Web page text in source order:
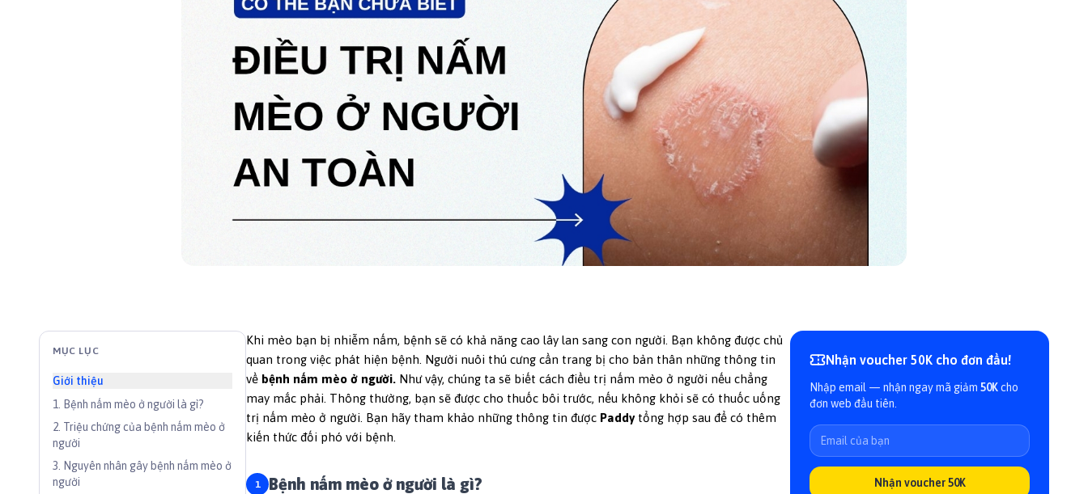
MỤC LỤC
Giới thiệu
1
Bệnh nấm mèo ở người là gì?
2 Triệu chứng của bệnh nấm mèo ở
người
3
Nguyên nhân gây bệnh nấm mèo ở
người
Khi mèo bạn bị nhiễm nấm, bệnh sẽ có khả năng cao lây lan sang con người. Bạn không được chủ
quan trong việc phát hiện bệnh. Người nuôi thú cưng cần trang bị cho bản thân những thông tin
về bệnh nấm mèo ở người. Như vậy, chúng ta sẽ biết cách điều trị nấm mèo ở người nếu chẳng
may mắc phải. Thông thường, bạn sẽ được cho thuốc bôi trước, nếu không khỏi sẽ có thuốc uống
trị nấm mèo ở người. Bạn hãy tham khảo những thông tin được Paddytổng hợp sau để có thêm
kiến thức đối phó với bệnh.
Bệnh nấm mèo ở người là gì?
Nhận voucher 50K cho đơn đầu!
Nhập email — nhận ngay mã giảm 50Kcho
đơn web đầu tiên.
Nhận voucher 50K